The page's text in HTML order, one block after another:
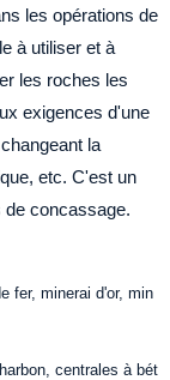
les opérations de
à utiliser et à
les roches les
exigences d'une
la
etc. C'est un
de concassage.
fer, minerai d'or, min
centrales à bét